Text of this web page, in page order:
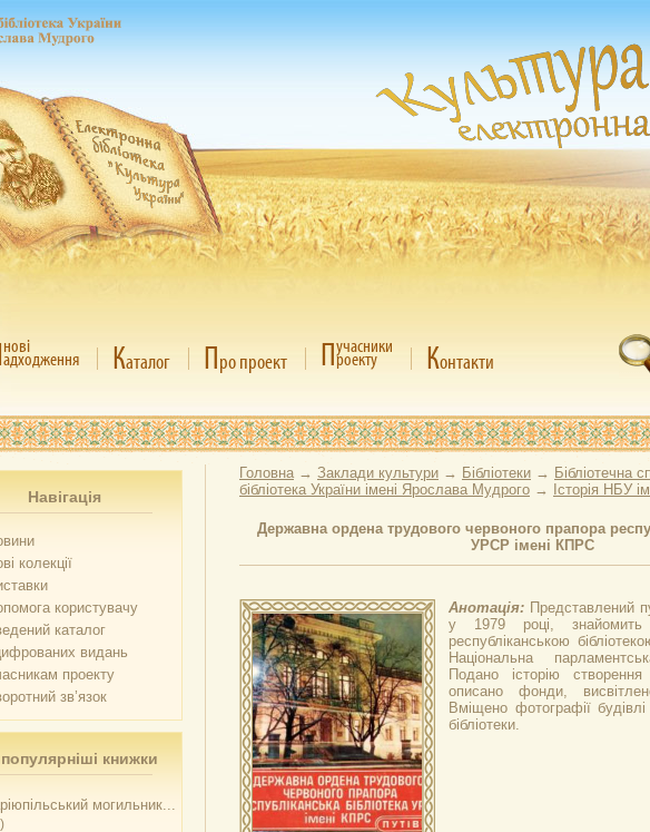
нові
адходження Каталог Про проект Пучасники
роекту Контакти
Навігація
колекції
користувачу
каталог
видань
проекту
зв’язок
книжки
могильник...
Головна → Заклади культури → Бібліотеки → Бібліотечна
бібліотека України імені Ярослава Мудрого → Історія НБУ
Державна ордена трудового червоного прапора
УРСР імені КПРС
Анотація: Представлений
у 1979 році,
республіканською
Національна
Подано історію створення
описано фонди,
Вміщено фотографії
бібліотеки.